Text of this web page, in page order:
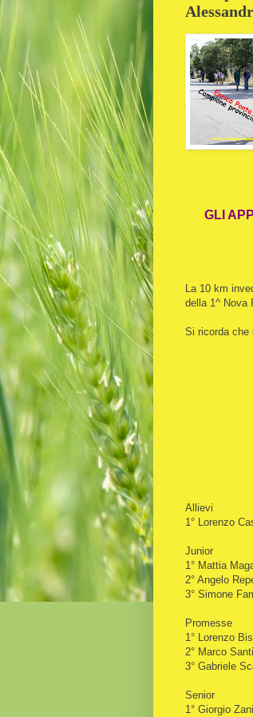
GLI
La 10 km
della 1^ Nova
Si ricorda che
Allievi
1° Lorenzo
Junior
1° Mattia
2° Angelo
3° Simone
Promesse
1° Lorenzo
2° Marco
3° Gabriele
Senior
1° Giorgio